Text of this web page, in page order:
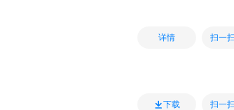
详情 扫一
下载 扫一